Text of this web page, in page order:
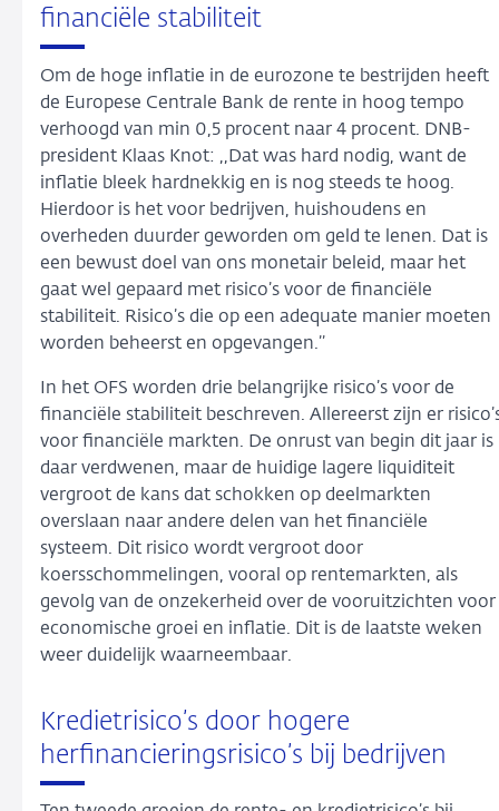
financiële stabiliteit
Om de hoge inflatie in de eurozone te bestrijden heeft
de Europese Centrale Bank de rente in hoog tempo
verhoogd van min 0,5 procent naar 4 procent. DNB-
president Klaas Knot: ,,Dat was hard nodig, want de
inflatie bleek hardnekkig en is nog steeds te hoog.
Hierdoor is het voor bedrijven, huishoudens en
overheden duurder geworden om geld te lenen. Dat is
een bewust doel van ons monetair beleid, maar het
gaat wel gepaard met risico’s voor de financiële
stabiliteit. Risico’s die op een adequate manier moeten
worden beheerst en opgevangen.’’
In het OFS worden drie belangrijke risico’s voor de
financiële stabiliteit beschreven. Allereerst zijn er
voor financiële markten. De onrust van begin dit jaar is
daar verdwenen, maar de huidige lagere liquiditeit
vergroot de kans dat schokken op deelmarkten
overslaan naar andere delen van het financiële
systeem. Dit risico wordt vergroot door
koersschommelingen, vooral op rentemarkten, als
gevolg van de onzekerheid over de vooruitzichten voor
economische groei en inflatie. Dit is de laatste weken
weer duidelijk waarneembaar.
Kredietrisico’s door hogere
herfinancieringsrisico’s bij bedrijven